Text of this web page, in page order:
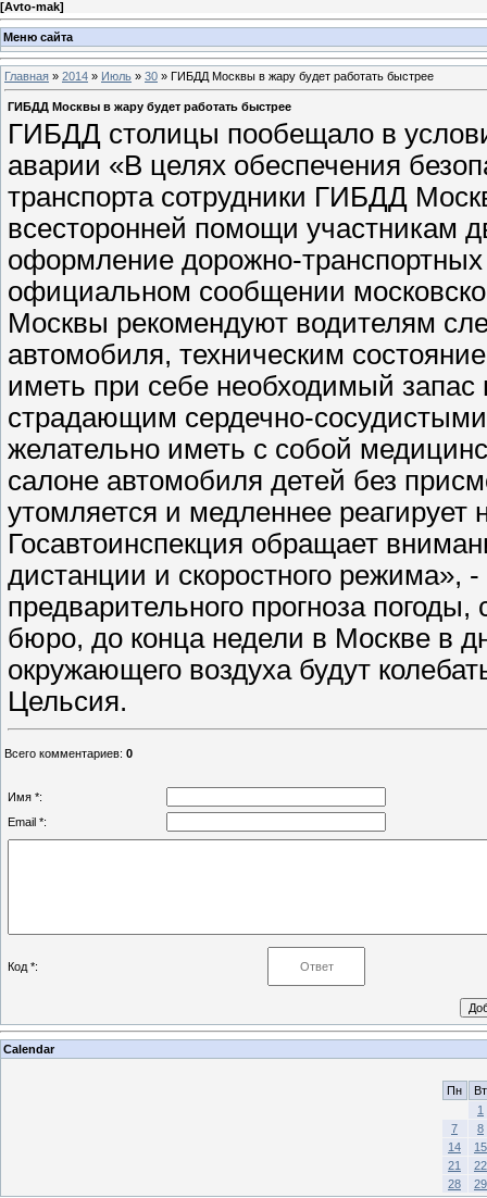
[Avto-mak]
Меню сайта
Главная » 2014 » Июль » 30 » ГИБДД Москвы в жару будет работать быстрее
ГИБДД Москвы в жару будет работать быстрее
ГИБДД столицы пообещало в
аварии «В целях обеспечения
транспорта сотрудники ГИБДД
всесторонней помощи участникам
оформление дорожно-
официальном сообщении
Москвы рекомендуют водителям
автомобиля, техническим
иметь при себе необходимый
страдающим сердечно-
желательно иметь с собой
салоне автомобиля детей без
утомляется и медленнее
Госавтоинспекция обращает
дистанции и скоростного
предварительного прогноза
бюро, до конца недели в Москве в
окружающего воздуха будут
Цельсия.
Всего комментариев: 0
Имя *:
Email *:
Код *:
Calendar
Пн
Вт
1
7
8
14
15
21
22
28
29